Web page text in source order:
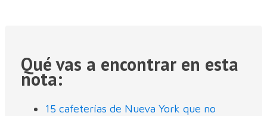
Qué vas a encontrar en esta
nota:
15 cafeterías de Nueva York que no